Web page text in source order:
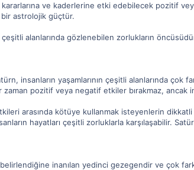
kararlarına ve kaderlerine etki edebilecek pozitif
astrolojik güçtür.
çeşitli alanlarında gözlenebilen zorlukların
insanların yaşamlarının çeşitli alanlarında
pozitif veya negatif etkiler bırakmaz, ancak
arasında kötüye kullanmak isteyenlerin
hayatları çeşitli zorluklarla karşılaşabilir.
inanılan yedinci gezegendir ve çok